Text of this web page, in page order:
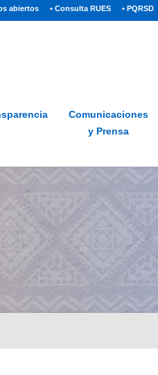
abiertos • Consulta RUES • PQRSD
Comunicaciones
y Prensa